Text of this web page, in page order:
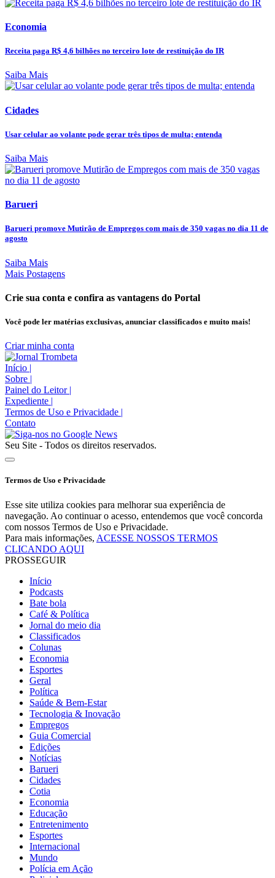
Economia
Receita paga R$ 4,6 bilhões no terceiro lote de restituição do IR
Saiba Mais
Cidades
Usar celular ao volante pode gerar três tipos de multa; entenda
Saiba Mais
Barueri
Barueri promove Mutirão de Empregos com mais de 350 vagas no dia 11 de
agosto
Saiba Mais
Mais Postagens
Crie sua conta e confira as vantagens do Portal
Você pode ler matérias exclusivas, anunciar classificados e muito mais!
Criar minha conta
Início |
Sobre |
Painel do Leitor |
Expediente |
Termos de Uso e Privacidade |
Contato
Seu Site - Todos os direitos reservados.
Termos de Uso e Privacidade
Esse site utiliza cookies para melhorar sua experiência de
navegação. Ao continuar o acesso, entendemos que você concorda
com nossos Termos de Uso e Privacidade.
Para mais informações, ACESSE NOSSOS TERMOS
CLICANDO AQUI
PROSSEGUIR
Início
Podcasts
Bate bola
Café & Política
Jornal do meio dia
Classificados
Colunas
Economia
Esportes
Geral
Política
Saúde & Bem-Estar
Tecnologia & Inovação
Empregos
Guia Comercial
Edições
Notícias
Barueri
Cidades
Cotia
Economia
Educação
Entretenimento
Esportes
Internacional
Mundo
Polícia em Ação